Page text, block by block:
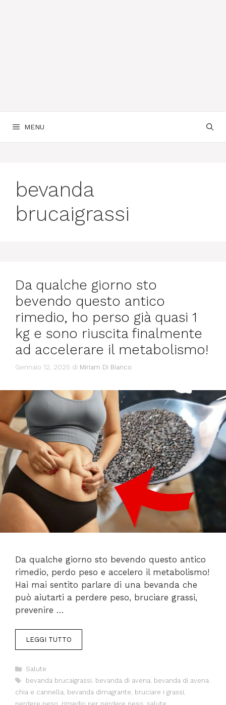
MENU
bevanda
brucaigrassi
Da qualche giorno sto
bevendo questo antico
rimedio, ho perso già quasi 1
kg e sono riuscita finalmente
ad accelerare il metabolismo!
Gennaio 12, 2025 di Miriam Di Bianco
Da qualche giorno sto bevendo questo antico
rimedio, perdo peso e accelero il metabolismo!
Hai mai sentito parlare di una bevanda che
può aiutarti a perdere peso, bruciare grassi,
prevenire …
LEGGI TUTTO
Categorie
Salute
Tag
bevanda brucaigrassi, bevanda di avena, bevanda di avena
chia e cannella, bevanda dimagrante, bruciare i grassi,